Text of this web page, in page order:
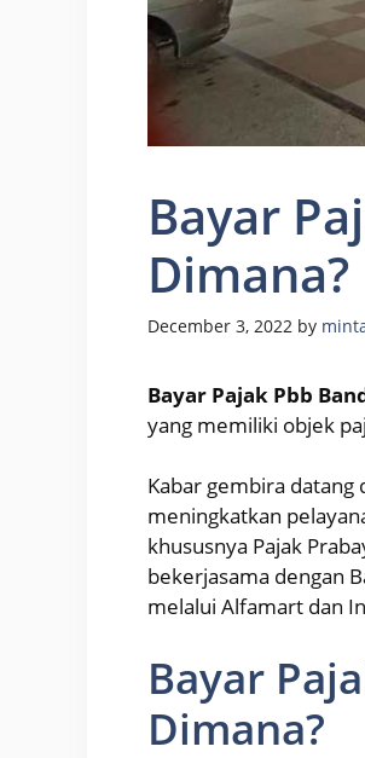
Bayar
Dimana?
December 3, 2022 by
Bayar Pajak Pbb
yang memiliki objek
Kabar gembira
meningkatkan
khususnya Pajak
bekerjasama dengan
melalui Alfamart dan
Bayar
Dimana?